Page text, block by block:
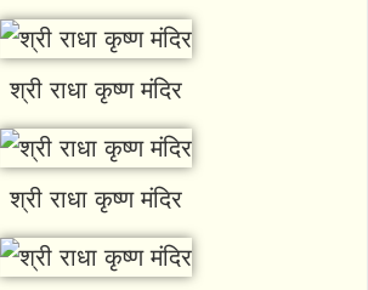
श्री राधा कृष्ण मंदिर
श्री राधा कृष्ण मंदिर